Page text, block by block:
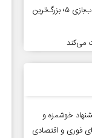
فروش خیره‌کننده داستان اسباب‌بازی ۵؛ بزرگ‌ترین
می‌کند
درست کنم؟ | ۲۰ پیشنهاد خوشمزه و
فوری و اقتصادی